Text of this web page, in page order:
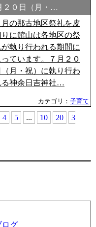
２０日（月・…
月の那古地区祭礼を皮
りに館山は各地区の祭
が執り行われる期間に
っています。７月２０
（月・祝）に執り行わ
る神余日吉神社…
カテゴリ： 子育て
4 5 ... 10 20
3
ログ